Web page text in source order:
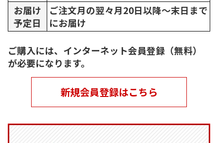
お届け
予定日
ご注文月の翌々月20日以降～末日まで
にお届け
ご購入には、インターネット会員登録（無料）
が必要になります。
新規会員登録はこちら